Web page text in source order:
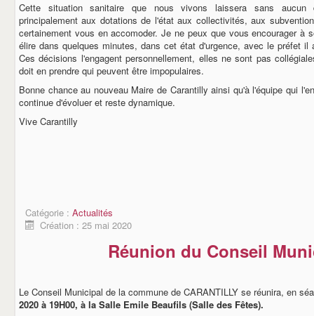
Cette situation sanitaire que nous vivons laissera sans
principalement aux dotations de l'état aux collectivités, aux
certainement vous en accomoder. Je ne peux que vous encourager à
élire dans quelques minutes, dans cet état d'urgence, avec le préfet il
Ces décisions l'engagent personnellement, elles ne sont pas
doit en prendre qui peuvent être impopulaires.
Bonne chance au nouveau Maire de Carantilly ainsi qu'à l'équipe qui
continue d'évoluer et reste dynamique.
Vive Carantilly
Catégorie : Actualités
Création : 25 mai 2020
Réunion du Conseil
Le Conseil Municipal de la commune de CARANTILLY se réunira, en
2020 à 19H00, à la Salle Emile Beaufils (Salle des Fêtes).